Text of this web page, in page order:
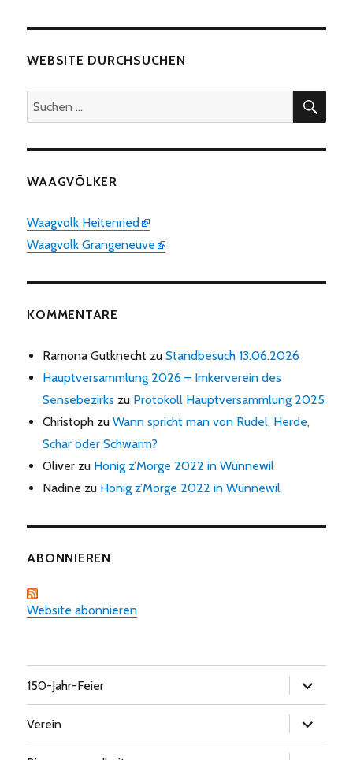
WEBSITE DURCHSUCHEN
Suchen
nach:
WAAGVÖLKER
Waagvolk Heitenried
Waagvolk Grangeneuve
KOMMENTARE
Ramona Gutknecht zuStandbesuch 13.06.2026
Hauptversammlung 2026 – Imkerverein des
Sensebezirks zu Protokoll Hauptversammlung 2025
Christoph zuWann spricht man von Rudel, Herde,
Schar oder Schwarm?
Oliver zu Honig z’Morge 2022 in Wünnewil
Nadine zu Honig z’Morge 2022 in Wünnewil
ABONNIEREN
Website abonnieren
150-Jahr-Feier
öffnen
Verein
öffnen